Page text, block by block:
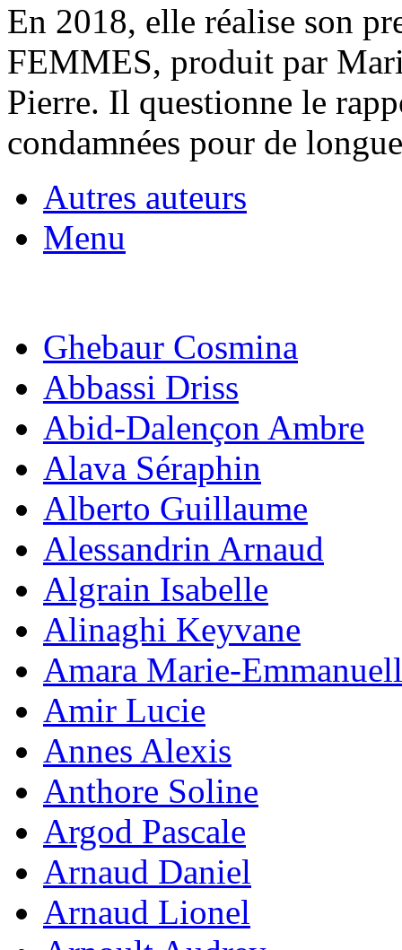
En 2018, elle réalise son
FEMMES, produit par
Pierre. Il questionne le
condamnées pour de
Autres auteurs
Menu
Ghebaur Cosmina
Abbassi Driss
Abid-Dalençon Ambre
Alava Séraphin
Alberto Guillaume
Alessandrin Arnaud
Algrain Isabelle
Alinaghi Keyvane
Amara Marie-
Amir Lucie
Annes Alexis
Anthore Soline
Argod Pascale
Arnaud Daniel
Arnaud Lionel